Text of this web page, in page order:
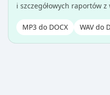
i szczegółowych raportów z
MP3 do DOCX WAV do